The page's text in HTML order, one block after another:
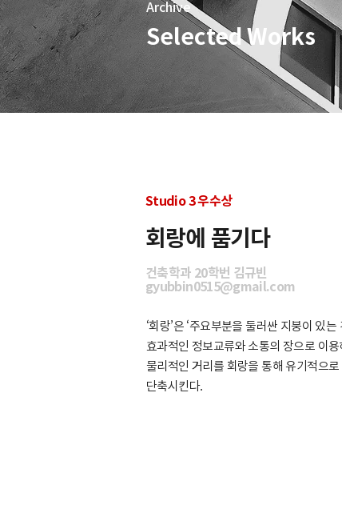
Archive
Selected Works
Studio 3 우수상
회랑에 품기다
건축학과 20학번 김규빈
gyubbin0515@gmail.com
‘회랑’은 ‘주요부분을 둘러싼 지붕이 있
효과적인 정보교류와 소통의 장으로 이
물리적인 거리를 회랑을 통해 유기적으
단축시킨다.